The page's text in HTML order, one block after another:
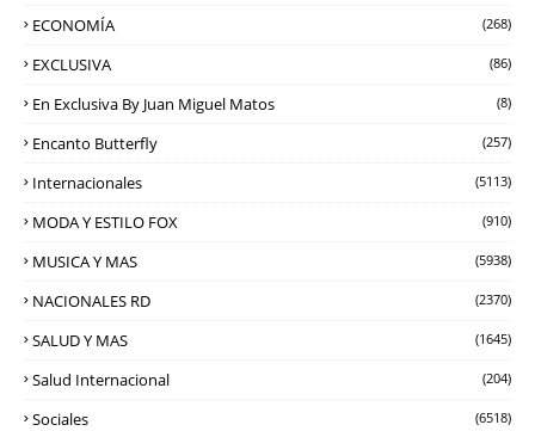
ECONOMÍA (268)
EXCLUSIVA (86)
En Exclusiva By Juan Miguel Matos (8)
Encanto Butterfly (257)
Internacionales (5113)
MODA Y ESTILO FOX (910)
MUSICA Y MAS (5938)
NACIONALES RD (2370)
SALUD Y MAS (1645)
Salud Internacional (204)
Sociales (6518)